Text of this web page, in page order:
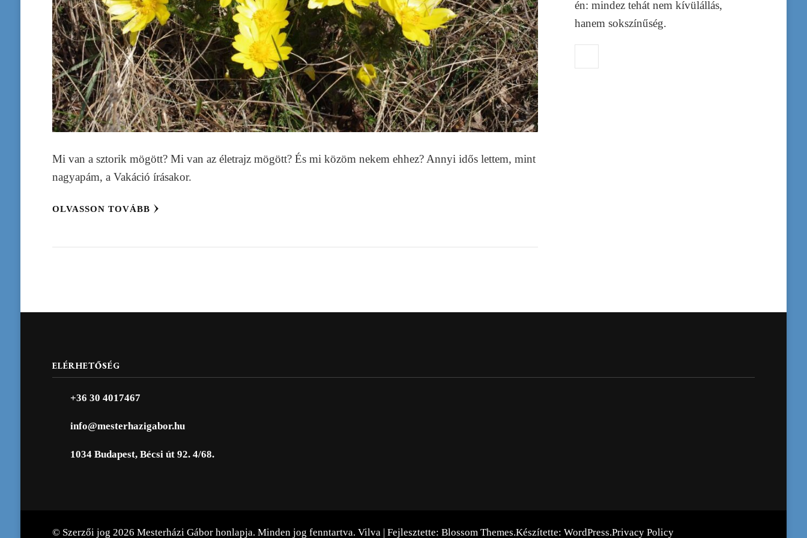
Mi van a sztorik mögött? Mi van az életrajz mögött? És mi közöm nekem ehhez? Annyi idős lettem, mint
nagyapám, a Vakáció írásakor.
OLVASSON TOVÁBB
én: mindez tehát nem kívülállás,
hanem sokszínűség.
ELÉRHETŐSÉG
+36 30 4017467
info@mesterhazigabor.hu
1034 Budapest, Bécsi út 92. 4/68.
© Szerzői jog 2026 Mesterházi Gábor honlapja. Minden jog fenntartva. Vilva | Fejlesztette: Blossom Themes.Készítette: WordPress.Privacy Policy